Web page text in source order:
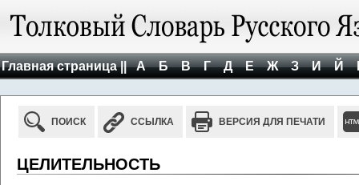
Главная страница || А Б В Г Д Е Ж З И Й
ПОИСК ССЫЛКА ВЕРСИЯ ДЛЯ ПЕЧАТИ
ЦЕЛИТЕЛЬНОСТЬ